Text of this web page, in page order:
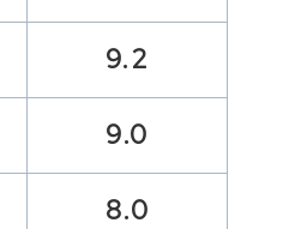
9.2
9.0
8.0